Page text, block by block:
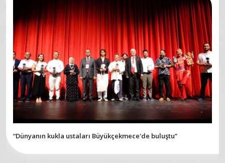
“Dünyanın kukla ustaları Büyükçekmece'de buluştu”